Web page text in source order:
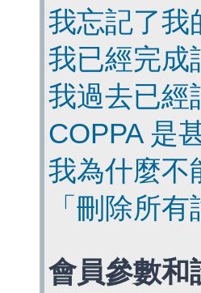
我忘記了我
我已經完成
我過去已經
COPPA 是
我為什麼不
「刪除所
會員參數和